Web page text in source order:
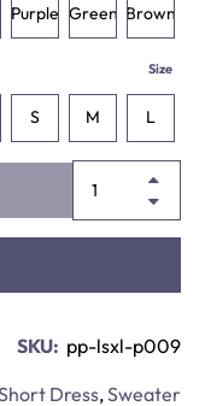
Brown
Green
Purple
Size
L
M
S
SKU: pp-lsxl-p009
Dress,Sweater